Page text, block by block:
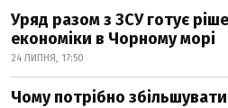
Уряд разом з ЗСУ готує
економіки в Чорному морі
24 ЛИПНЯ, 17:50
Чому потрібно